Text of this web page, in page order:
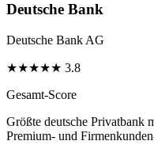
Deutsche Bank
Deutsche Bank AG
★★★★★ 3.8
Gesamt-Score
Größte deutsche Privatbank
Premium- und